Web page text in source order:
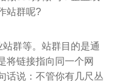
站群呢?
群等。站群目的是通
将链接指向同一个网
话说：不管你有几尺丛